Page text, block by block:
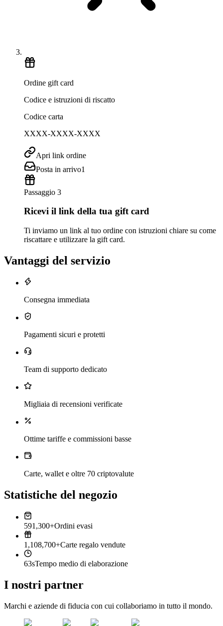
Ordine gift card
Codice e istruzioni di riscatto
Codice carta
XXXX-XXXX-XXXX
Apri link ordine
Posta in arrivo1
Passaggio 3
Ricevi il link della tua gift card
Ti inviamo un link al tuo ordine con istruzioni chiare su come
riscattare e utilizzare la gift card.
Vantaggi del servizio
Consegna immediata
Pagamenti sicuri e protetti
Team di supporto dedicato
Migliaia di recensioni verificate
Ottime tariffe e commissioni basse
Carte, wallet e oltre 70 criptovalute
Statistiche del negozio
591,300+Ordini evasi
1,108,700+Carte regalo vendute
63sTempo medio di elaborazione
I nostri partner
Marchi e aziende di fiducia con cui collaboriamo in tutto il mondo.